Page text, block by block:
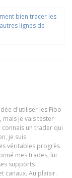
bien tracer les
lignes de
d'utiliser les Fibo
mais je vais tester
connais un trader qui
je suis
véritables progrès
mes trades, lui
supports
canaux. Au plaisir.